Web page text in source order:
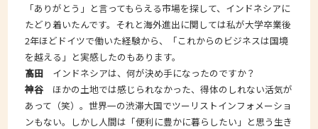
「ありがとう」と言ってもらえる市場を探して、インドネシアに
たどり着いたんです。それと海外進出に関しては私が大学卒業後
2年ほどドイツで働いた経験から、「これからのビジネスは国境
を越える」と実感したのもあります。
髙田 インドネシアは、何が決め手になったのですか？
神谷 ほかの土地では感じられなかった、得体のしれない活気が
あって（笑）。世界一の渋滞大国でツーリストインフォメーショ
ンもない。しかし人間は「便利に豊かに暮らしたい」と思う生き